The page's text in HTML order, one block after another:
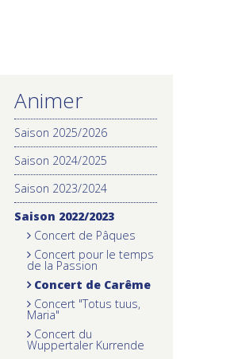
NAVIGATION
Animer
Saison 2025/2026
Saison 2024/2025
Saison 2023/2024
Saison 2022/2023
Concert de Pâques
Concert pour le temps
de la Passion
Concert de Carême
Concert "Totus tuus,
Maria"
Concert du
Wuppertaler Kurrende